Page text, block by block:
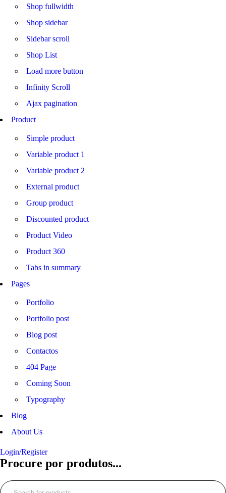
Shop fullwidth
Shop sidebar
Sidebar scroll
Shop List
Load more button
Infinity Scroll
Ajax pagination
Product
Simple product
Variable product 1
Variable product 2
External product
Group product
Discounted product
Product Video
Product 360
Tabs in summary
Pages
Portfolio
Portfolio post
Blog post
Contactos
404 Page
Coming Soon
Typography
Blog
About Us
Login/Register
Procure por produtos...